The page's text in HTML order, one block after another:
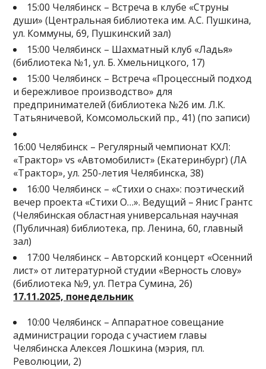
15:00 Челябинск – Встреча в клубе «Струны
души» (Центральная библиотека им. А.С. Пушкина,
ул. Коммуны, 69, Пушкинский зал)
15:00 Челябинск – Шахматный клуб «Ладья»
(библиотека №1, ул. Б. Хмельницкого, 17)
15:00 Челябинск – Встреча «Процессный подход
и бережливое производство» для
предпринимателей (библиотека №26 им. Л.К.
Татьяничевой, Комсомольский пр., 41) (по записи)
16:00 Челябинск – Регулярный чемпионат КХЛ:
«Трактор» vs «Автомобилист» (Екатеринбург) (ЛА
«Трактор», ул. 250-летия Челябинска, 38)
16:00 Челябинск – «Стихи о снах»: поэтический
вечер проекта «Стихи О…». Ведущий – Янис Грантс
(Челябинская областная универсальная научная
(Публичная) библиотека, пр. Ленина, 60, главный
зал)
17:00 Челябинск – Авторский концерт «Осенний
лист» от литературной студии «Верность слову»
(библиотека №9, ул. Петра Сумина, 26)
17.11.2025, понедельник
10:00 Челябинск – Аппаратное совещание
администрации города с участием главы
Челябинска Алексея Лошкина (мэрия, пл.
Революции, 2)